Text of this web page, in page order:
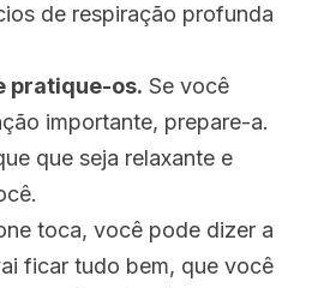
de respiração profunda
pratique-os. Se você
importante, prepare-a.
que seja relaxante e
toca, você pode dizer a
ficar tudo bem, que você